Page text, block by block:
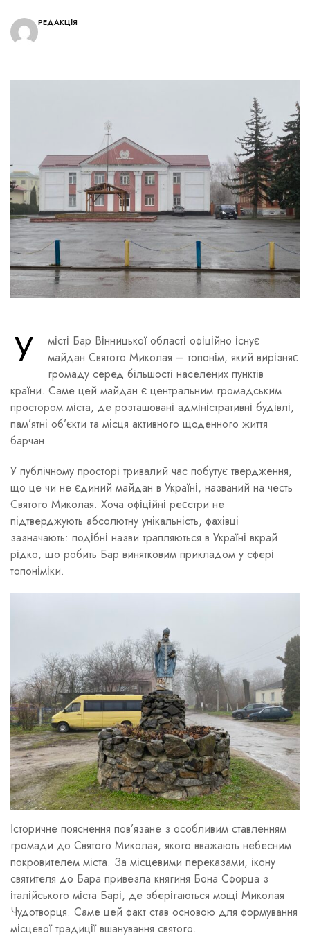
РЕДАКЦІЯ
У
місті Бар Вінницької області офіційно існує
майдан Святого Миколая – топонім, який вирізняє
громаду серед більшості населених пунктів
країни. Саме цей майдан є центральним громадським
простором міста, де розташовані адміністративні будівлі,
пам’ятні об’єкти та місця активного щоденного життя
барчан.
У публічному просторі тривалий час побутує твердження,
що це чи не єдиний майдан в Україні, названий на честь
Святого Миколая. Хоча офіційні реєстри не
підтверджують абсолютну унікальність, фахівці
зазначають: подібні назви трапляються в Україні вкрай
рідко, що робить Бар винятковим прикладом у сфері
топоніміки.
Історичне пояснення пов’язане з особливим ставленням
громади до Святого Миколая, якого вважають небесним
покровителем міста. За місцевими переказами, ікону
святителя до Бара привезла княгиня Бона Сфорца з
італійського міста Барі, де зберігаються мощі Миколая
Чудотворця. Саме цей факт став основою для формування
місцевої традиції вшанування святого.